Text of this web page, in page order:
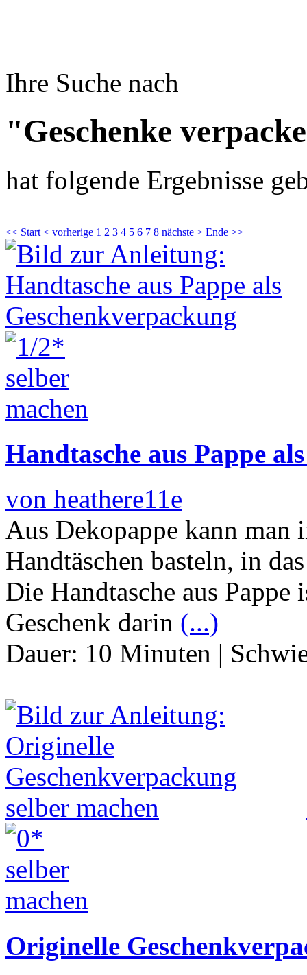
Ihre Suche nach
"Geschenke
hat folgende Ergebnisse
<< Start < vorherige 1 2 3 4 5 6 7 8 nächste > Ende >>
Handtasche aus Pappe
von heathere11e
Aus Dekopappe kann man
Handtäschen basteln, in
Die Handtasche aus
Geschenk darin (...)
Dauer: 10 Minuten |
Originelle